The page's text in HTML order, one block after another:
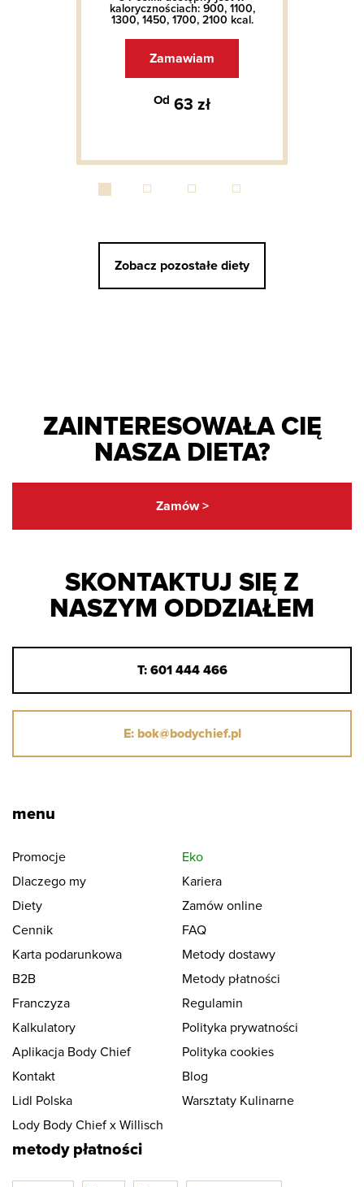
kalorycznościach: 900, 1100,
1300, 1450, 1700, 2100 kcal.
Zamawiam
Od 63 zł
Zobacz pozostałe diety
ZAINTERESOWAŁA CIĘ
NASZA DIETA?
Zamów >
SKONTAKTUJ SIĘ Z
NASZYM ODDZIAŁEM
T: 601 444 466
E: bok@bodychief.pl
menu
Promocje
Eko
Dlaczego my
Kariera
Diety
Zamów online
Cennik
FAQ
Karta podarunkowa
Metody dostawy
B2B
Metody płatności
Franczyza
Regulamin
Kalkulatory
Polityka prywatności
Aplikacja Body Chief
Polityka cookies
Kontakt
Blog
Lidl Polska
Warsztaty Kulinarne
Lody Body Chief x Willisch
metody płatności